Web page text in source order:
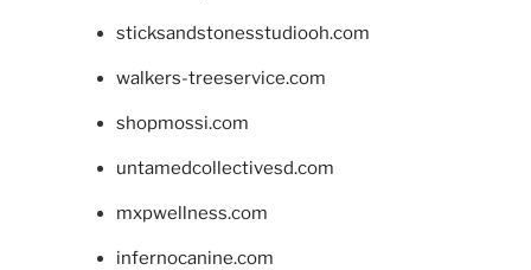
sticksandstonesstudiooh.com
walkers-treeservice.com
shopmossi.com
untamedcollectivesd.com
mxpwellness.com
infernocanine.com